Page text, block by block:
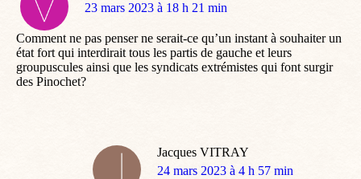
dit
23 mars 2023 à 18 h 21 min
Comment ne pas penser ne serait-ce qu’un instant à souhaiter un
état fort qui interdirait tous les partis de gauche et leurs
groupuscules ainsi que les syndicats extrémistes qui font surgir
des Pinochet?
Jacques VITRAY
dit
24 mars 2023 à 4 h 57 min